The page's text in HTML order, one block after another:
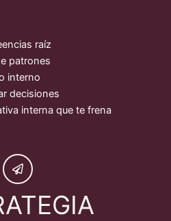
raíz
patrones
interno
decisiones
interna que te frena